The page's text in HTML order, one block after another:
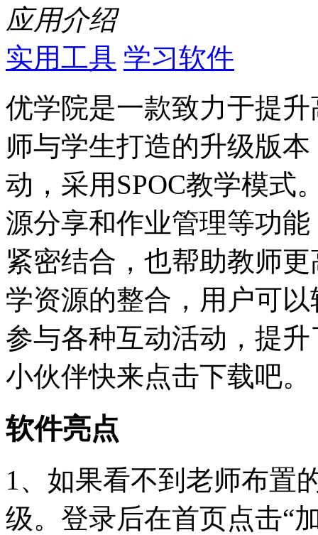
应用介绍
实用工具 学习软件
优学院是一款致力于提
师与学生打造的升级版
动，采用SPOC教学模式
源分享和作业管理等功
紧密结合，也帮助教师
学资源的整合，用户可
参与各种互动活动，提
小伙伴快来点击下载吧。
软件亮点
1、如果看不到老师布置
级。登录后在首页点击“